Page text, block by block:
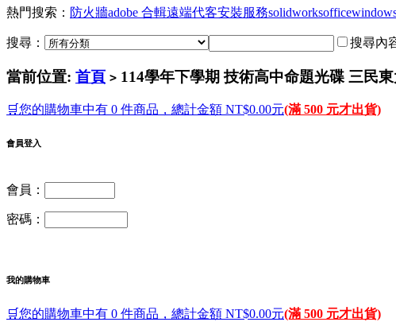
熱門搜索： 防火牆adobe 合輯遠端代客安裝服務solidworksoffice
搜尋： 搜尋內
當前位置: 首頁 > 114學年下學期 技術高中命題光碟 三民
🛒您的購物車中有 0 件商品，總計金額 NT$0.00元(滿 500 元才出貨)
會員登入
會員：
密碼：
我的購物車
🛒您的購物車中有 0 件商品，總計金額 NT$0.00元(滿 500 元才出貨)